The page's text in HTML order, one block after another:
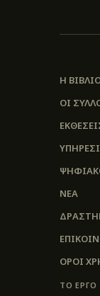
Η
ΟΙ
ΝΕΑ
ΌΡΟΙ
ΤΟ ΕΡΓΟ